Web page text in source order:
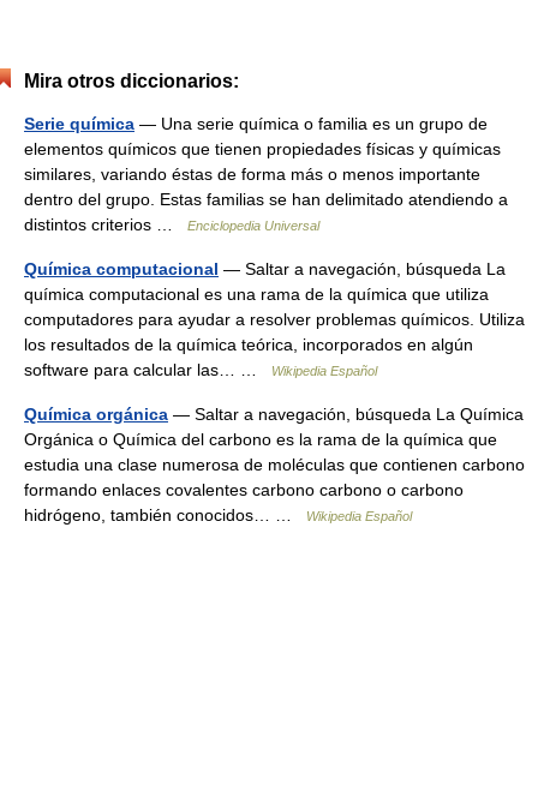
Mira otros diccionarios:
Serie química — Una serie química o familia es un grupo de
elementos químicos que tienen propiedades físicas y químicas
similares, variando éstas de forma más o menos importante
dentro del grupo. Estas familias se han delimitado atendiendo a
distintos criterios …
Enciclopedia Universal
Química computacional — Saltar a navegación, búsqueda La
química computacional es una rama de la química que utiliza
computadores para ayudar a resolver problemas químicos. Utiliza
los resultados de la química teórica, incorporados en algún
software para calcular las… …
Wikipedia Español
Química orgánica — Saltar a navegación, búsqueda La Química
Orgánica o Química del carbono es la rama de la química que
estudia una clase numerosa de moléculas que contienen carbono
formando enlaces covalentes carbono carbono o carbono
hidrógeno, también conocidos… …
Wikipedia Español